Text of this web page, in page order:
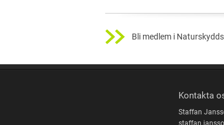
Bli medlem i
Kontakta
Staffan